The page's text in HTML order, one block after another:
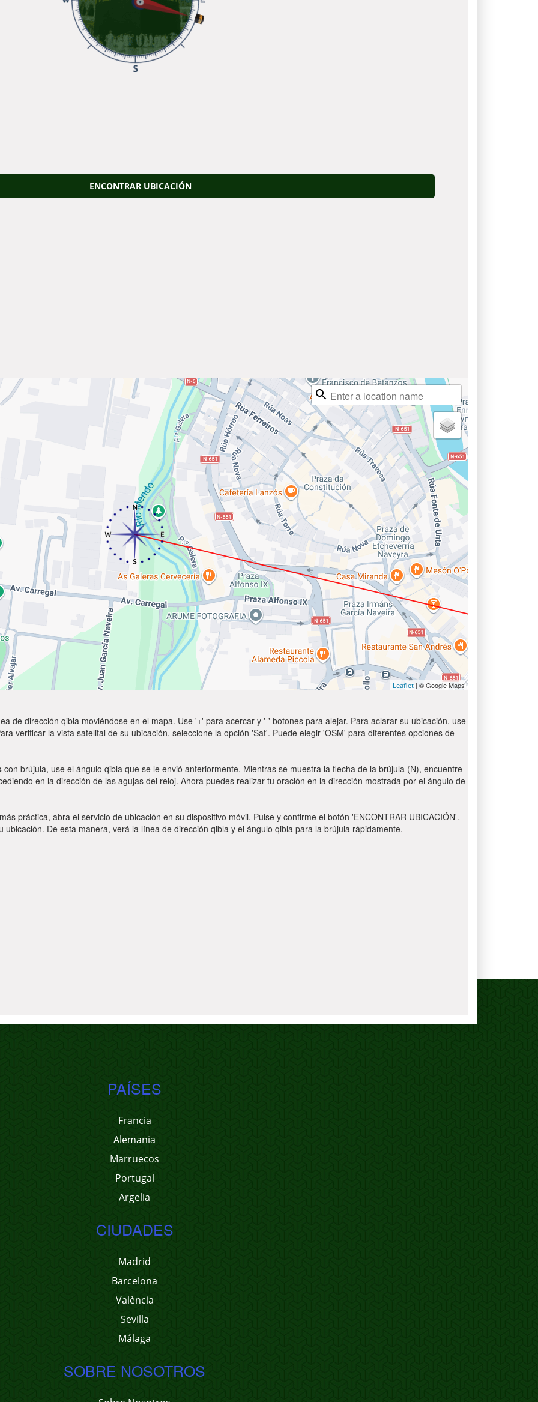
ENCONTRAR UBICACIÓN
Leaflet | © Google Maps
de dirección qibla moviéndose en el mapa. Use '+' para acercar y '-' botones para alejar. Para aclarar su ubicación, use
verificar la vista satelital de su ubicación, seleccione la opción 'Sat'. Puede elegir 'OSM' para diferentes opciones de
con brújula, use el ángulo qibla que se le envió anteriormente. Mientras se muestra la flecha de la brújula (N), encuentre
en la dirección de las agujas del reloj. Ahora puedes realizar tu oración en la dirección mostrada por el ángulo de
práctica, abra el servicio de ubicación en su dispositivo móvil. Pulse y confirme el botón 'ENCONTRAR UBICACIÓN'.
De esta manera, verá la línea de dirección qibla y el ángulo qibla para la brújula rápidamente.
PAÍSES
Francia
Alemania
Marruecos
Portugal
Argelia
CIUDADES
Madrid
Barcelona
València
Sevilla
Málaga
SOBRE NOSOTROS